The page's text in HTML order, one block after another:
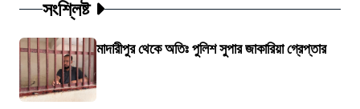
সংশ্লিষ্ট
মাদারীপুর থেকে অতিঃ পুলিশ সুপার জাকারিয়া গ্রেপ্তার